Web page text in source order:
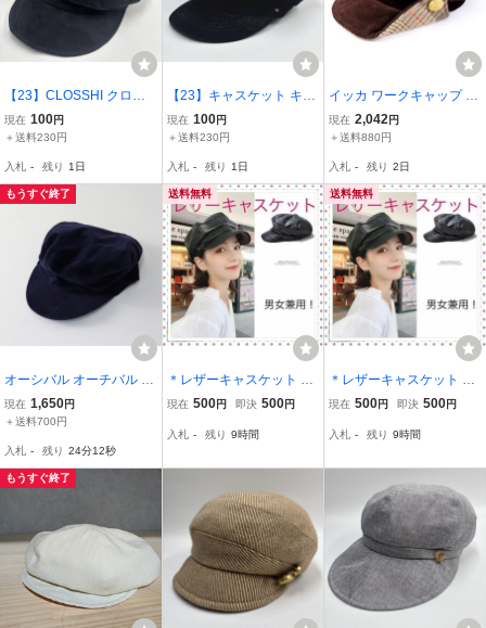
【23】CLOSSHI クロッ
シー キャスケット ワーク
キャップ 麻 リネン 混 黒
帽子 56〜58cm
現在 100円
＋送料230円
入札 - 残り 1日
【23】キャスケット キャ
ップ ベロア調 ベルベット
黒 ブラック 星型スタッズ
現在 100円
＋送料230円
入札 - 残り 1日
イッカ ワークキャップ コ
ーデュロイ チェック柄 キ
ャスケット 秋冬 ブランド
イズ ブラウン ikka
現在 2,042円
＋送料880円
入札 - 残り 2日
もうすぐ終了
オーシバル オーチバル O
RCIVAL コーデュロイ キ
ャスケット ｜ネイビー ハ
88】
現在 1,650円
＋送料700円
入札 - 残り 24分11秒
送料無料
＊レザーキャスケット 帽
子 キャップ 韓国 紫外線
ンズ
現在 500円 即決 500円
入札 - 残り 9時間
送料無料
＊レザーキャスケット 帽
子 キャップ 韓国 紫外線
ンズ
現在 500円 即決 500円
入札 - 残り 9時間
もうすぐ終了